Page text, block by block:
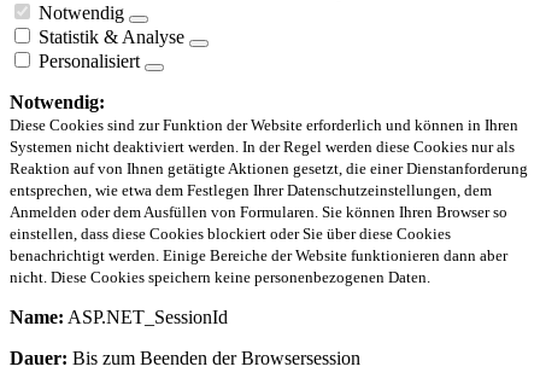
Notwendig
Statistik & Analyse
Personalisiert
Notwendig:
Diese Cookies sind zur Funktion der Website erforderlich und können in Ihren
Systemen nicht deaktiviert werden. In der Regel werden diese Cookies nur als
Reaktion auf von Ihnen getätigte Aktionen gesetzt, die einer Dienstanforderung
entsprechen, wie etwa dem Festlegen Ihrer Datenschutzeinstellungen, dem
Anmelden oder dem Ausfüllen von Formularen. Sie können Ihren Browser so
einstellen, dass diese Cookies blockiert oder Sie über diese Cookies
benachrichtigt werden. Einige Bereiche der Website funktionieren dann aber
nicht. Diese Cookies speichern keine personenbezogenen Daten.
Name: ASP.NET_SessionId
Dauer: Bis zum Beenden der Browsersession